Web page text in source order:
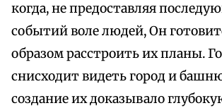
когда, не предоставляя
событий воле людей, Он
образом расстроить их планы.
снисходит видеть город и
создание их доказывало